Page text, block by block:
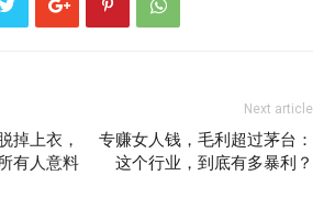
掉上衣，
有人意料
Next article
专赚女人钱，毛利超过茅台：
这个行业，到底有多暴利？